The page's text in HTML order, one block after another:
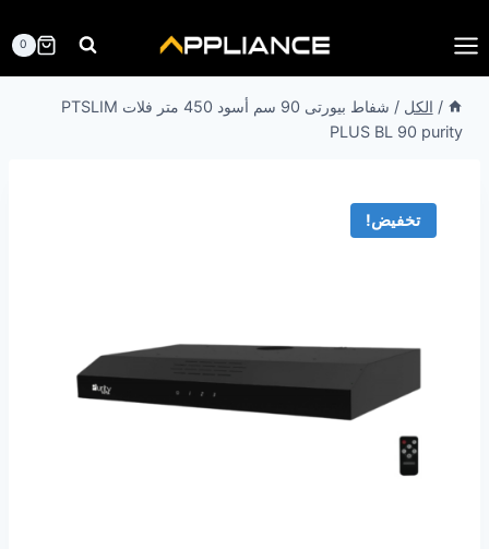
إلى
المحتوى
0
/ الكل /
شفاط بيورتى 90 سم أسود 450 متر فلات PTSLIM
PLUS BL 90 purity
تخفيض!